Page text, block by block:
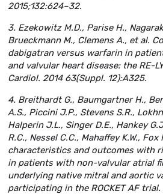
2015;132:624–32.
3. Ezekowitz M.D., Parise H.,
Brueckmann M., Clemens A., et al.
dabigatran versus warfarin in
and valvular heart disease: the RE-
Cardiol. 2014 63(Suppl. 12):A325.
4. Breithardt G., Baumgartner H.,
A.S., Piccini J.P., Stevens S.R.,
Halperin J.L., Singer D.E., Hankey
R.C., Nessel C.C., Mahaffey K.W.,
characteristics and outcomes with
in patients with non-valvular atrial
underlying native mitral and aortic
participating in the ROCKET AF trial.